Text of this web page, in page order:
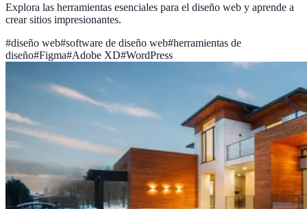
Explora las herramientas esenciales para el diseño web y aprende a
crear sitios impresionantes.
#diseño web#software de diseño web#herramientas de
diseño#Figma#Adobe XD#WordPress